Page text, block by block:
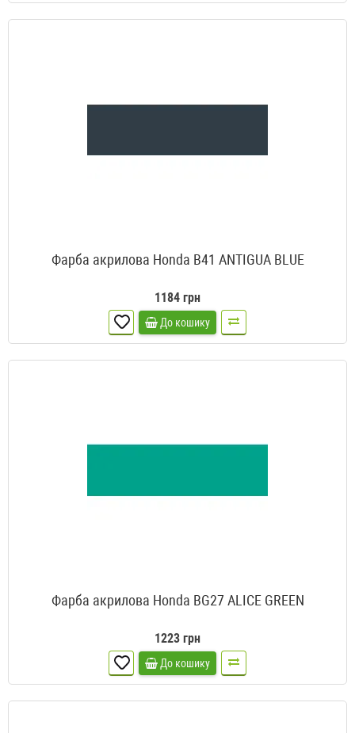
Фарба акрилова Honda B41 ANTIGUA BLUE
1184 грн
До кошику
Фарба акрилова Honda BG27 ALICE GREEN
1223 грн
До кошику